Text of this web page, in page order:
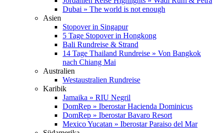
Dubai » The world is not enough
Asien
Stopover in Singapur
5 Tage Stopover in Hongkong
Bali Rundreise & Strand
14 Tage Thailand Rundreise » Von Bangkok
nach Chiang Mai
Australien
Westaustralien Rundreise
Karibik
Jamaika » RIU Negril
DomRep » Iberostar Hacienda Dominicus
DomRep » Iberostar Bavaro Resort
Mexico Yucatan » Iberostar Paraiso del Mar